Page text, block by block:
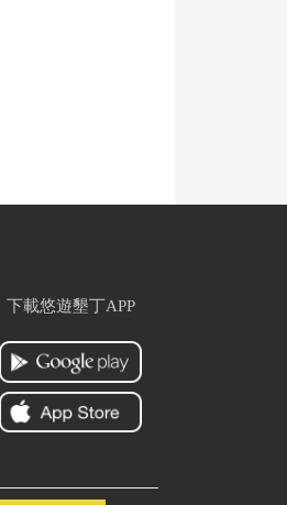
下載悠遊墾丁APP